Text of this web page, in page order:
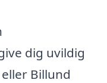
dig uvildig
Billund